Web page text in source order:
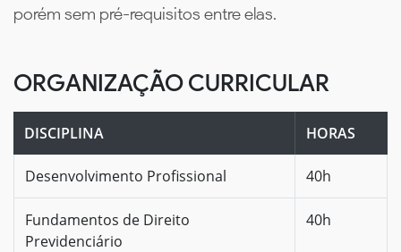
porém sem pré-requisitos entre elas.
ORGANIZAÇÃO CURRICULAR
DISCIPLINA HORAS
Desenvolvimento Profissional 40h
Fundamentos de Direito
Previdenciário
40h